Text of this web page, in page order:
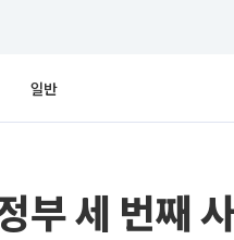
일반
부 세 번째